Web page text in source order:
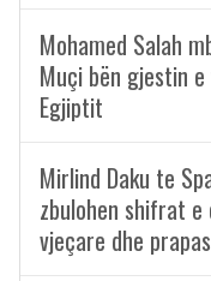
Mohamed Salah
Muçi bën gjestin
Egjiptit
Mirlind Daku te
zbulohen shifrat
vjeçare dhe